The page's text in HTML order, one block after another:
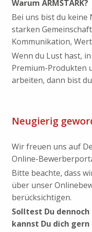
Warum ARMSTARK?
Bei uns bist du
starken
Kommunikation,
Wenn du Lust hast,
Premium-Produkten
arbeiten, dann bist
Neugierig
Wir freuen uns auf
Online-
Bitte beachte, dass
über unser
berücksichtigen.
Solltest Du
kannst Du dich